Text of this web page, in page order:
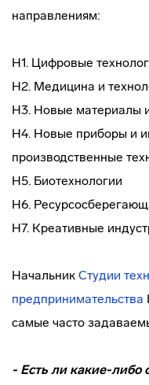
направлениям:
Н1. Цифровые
Н2. Медицина и
Н3. Новые материалы
Н4. Новые приборы и
производственные
Н5. Биотехнологии
Н6.
Н7. Креативные
Начальник Студии
предпринимательства
самые часто
- Есть ли какие-либо